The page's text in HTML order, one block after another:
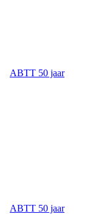
ABTT 50 jaar
ABTT 50 jaar